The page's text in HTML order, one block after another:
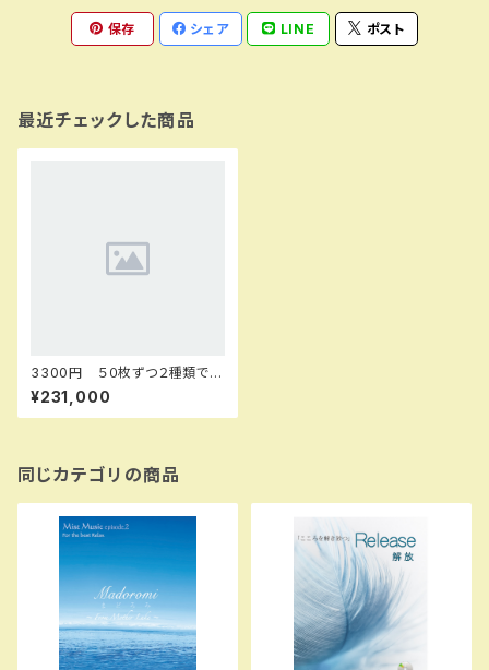
保存 シェア LINE ポスト
最近チェックした商品
3300円 ５０枚ずつ２種類で1
00枚
¥231,000
同じカテゴリの商品